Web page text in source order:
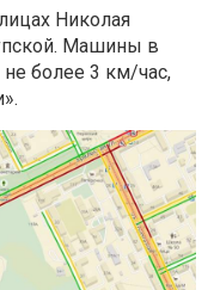
Николая
Машины в
более 3 км/час,